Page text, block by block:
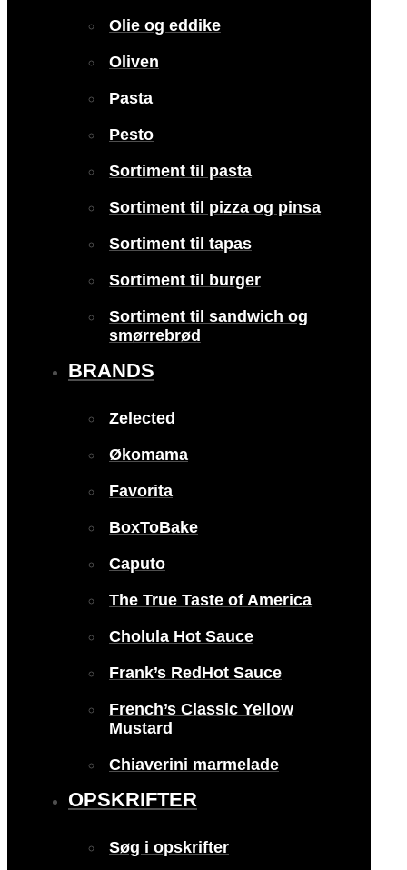
Olie og eddike
Oliven
Pasta
Pesto
Sortiment til pasta
Sortiment til pizza og pinsa
Sortiment til tapas
Sortiment til burger
Sortiment til sandwich og
smørrebrød
BRANDS
Zelected
Økomama
Favorita
BoxToBake
Caputo
The True Taste of America
Cholula Hot Sauce
Frank’s RedHot Sauce
French’s Classic Yellow
Mustard
Chiaverini marmelade
OPSKRIFTER
Søg i opskrifter